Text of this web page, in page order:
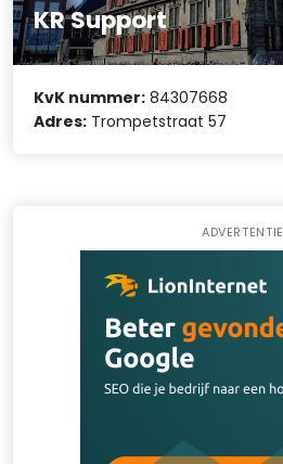
KR Support
KvK nummer: 84307668
Adres: Trompetstraat 57
ADVERTENTIE